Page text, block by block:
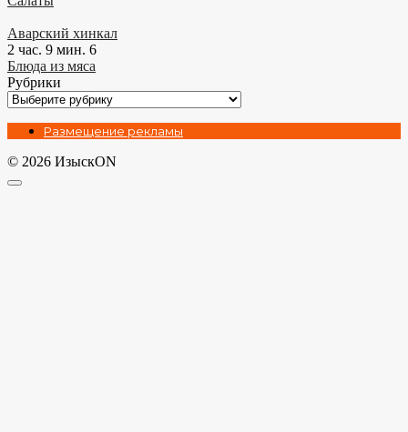
Аварский хинкал
2 час. 9 мин. 6
Блюда из мяса
Рубрики
Рубрики
Размещение рекламы
© 2026 ИзыскON